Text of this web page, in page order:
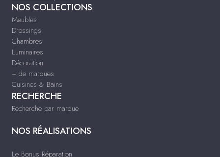
NOS COLLECTIONS
Meubles
Dressings
Chambres
Luminaires
Décoration
+ de marques
Cuisines & Bains
RECHERCHE
Recherche par marque
NOS RÉALISATIONS
Le Bonus Réparation